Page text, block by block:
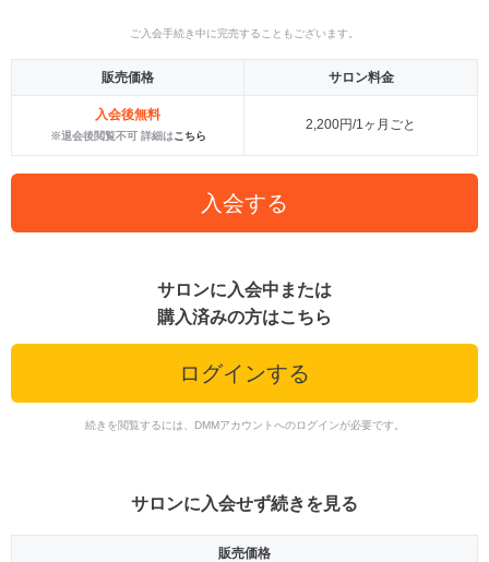
ご入会手続き中に完売することもございます。
販売価格 サロン料金
入会後無料
※退会後閲覧不可 詳細はこちら
2,200円/1ヶ月ごと
入会する
サロンに入会中または
購入済みの方はこちら
ログインする
続きを閲覧するには、DMMアカウントへのログインが必要です。
サロンに入会せず続きを見る
販売価格